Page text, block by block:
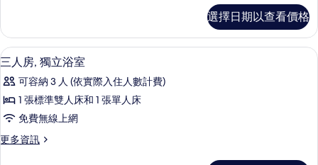
浴
室
的
所
有
相
片
房,
共
用
室
的
情
選擇日期以查看價格
顯
示
三
人
獨
三人房, 獨立浴室 | 浴室 | 吹風機、毛巾
6
三人房, 獨立浴室
可容納 3 人 (依實際入住人數計費)
1 張標準雙人床和 1 張單人床
免費無線上網
更多資訊
更